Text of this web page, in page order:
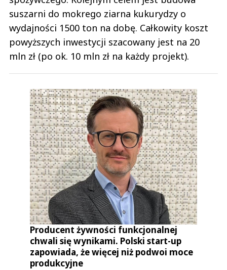
suszarni do mokrego ziarna kukurydzy o
wydajności 1500 ton na dobę. Całkowity koszt
powyższych inwestycji szacowany jest na 20
mln zł (po ok. 10 mln zł na każdy projekt).
Producent żywności funkcjonalnej
chwali się wynikami. Polski start-up
zapowiada, że więcej niż podwoi moce
produkcyjne